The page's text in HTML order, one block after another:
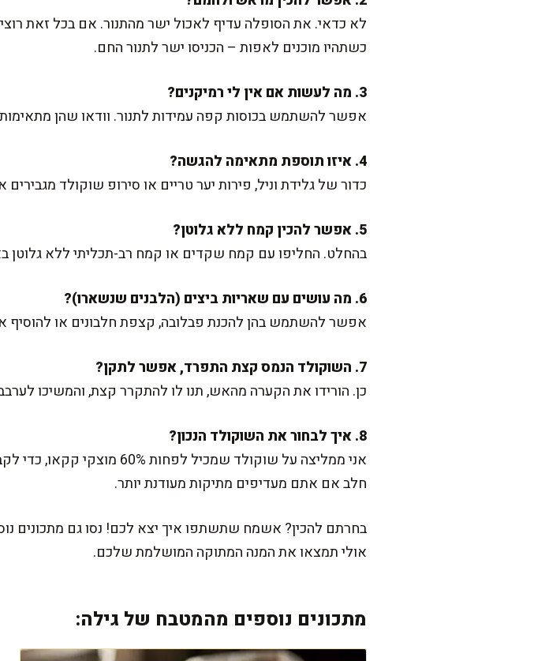
לא כדאי. את הסופלה עדיף לאכול ישר מהתנור. אם בכל זאת
כשתהיו מוכנים לאפות – הכניסו ישר לתנור החם.
3. מה לעשות אם אין לי רמיקנים?
אפשר להשתמש בכוסות קפה עמידות לתנור. וודאו שהן
4. איזו תוספת מתאימה להגשה?
כדור של גלידת וניל, פירות יער טריים או סירופ שוקולד
5. אפשר להכין קמח ללא גלוטן?
בהחלט. החליפו עם קמח שקדים או קמח רב-תכליתי ללא גלוטן
6. מה עושים עם שאריות ביצים (הלבנים שנשארו)?
אפשר להשתמש בהן להכנת פבלובה, קצפת חלבונים או להוסיף
7. השוקולד הנמס קצת התפרד, אפשר לתקן?
כן. הורידו את הקערה מהאש, תנו לו להתקרר קצת, והמשיכו
8. איך לבחור את השוקולד הנכון?
אני ממליצה על שוקולד
חלב אם אתם מעדיפים מתיקות מעודנת יותר.
בחרתם להכין? אשמח שתשתפו איך יצא לכם! נסו גם מתכונים
אולי תמצאו את המנה המתוקה המושלמת שלכם.
מתכונים נוספים מהמטבח של גילה: